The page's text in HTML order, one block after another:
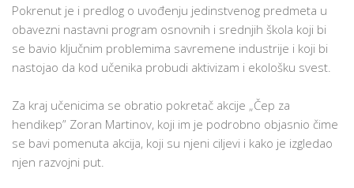
Pokrenut je i predlog o uvođenju jedinstvenog predmeta u
obavezni nastavni program osnovnih i srednjih škola koji bi
se bavio ključnim problemima savremene industrije i koji bi
nastojao da kod učenika probudi aktivizam i ekološku svest.
Za kraj učenicima se obratio pokretač akcije „Čep za
hendikep” Zoran Martinov, koji im je podrobno objasnio čime
se bavi pomenuta akcija, koji su njeni ciljevi i kako je izgledao
njen razvojni put.